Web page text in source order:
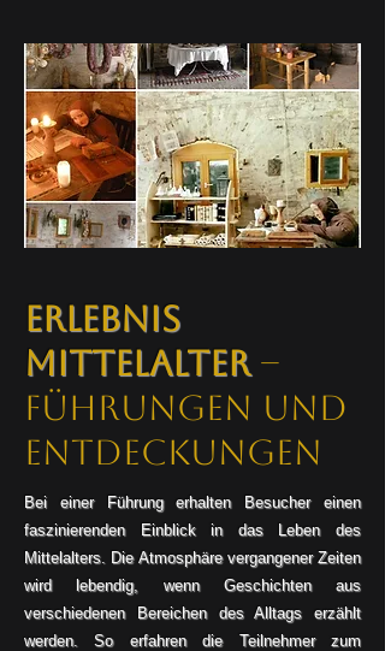
Erlebnis
Mittelalter –
Führungen und
Entdeckungen
Bei einer Führung erhalten Besucher einen
faszinierenden Einblick in das Leben des
Mittelalters. Die Atmosphäre vergangener Zeiten
wird lebendig, wenn Geschichten aus
verschiedenen Bereichen des Alltags erzählt
werden. So erfahren die Teilnehmer zum